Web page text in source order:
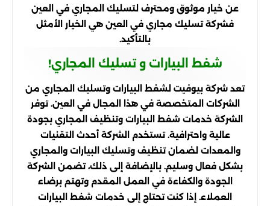
عن خيار موثوق ومحترف لتسليك المجاري في العين
فشركة تسليك مجاري في العين هي الخيار الأمثل
بالتأكيد.
شفط البيارات و تسليك المجاري!
تعد شركة بيوفيت لشفط البيارات وتسليك المجاري من
الشركات المتخصصة في هذا المجال في العين. توفر
الشركة خدمات شفط البيارات وتنظيف المجاري بجودة
عالية واحترافية. تستخدم الشركة أحدث التقنيات
والمعدات لضمان تنظيف وتسليك البيارات والمجاري
بشكل فعال وسليم. بالإضافة إلى ذلك، تضمن الشركة
الجودة والكفاءة في العمل المقدم وتهتم برضاء
العملاء. إذا كنت تحتاج إلى خدمات شفط البيارات